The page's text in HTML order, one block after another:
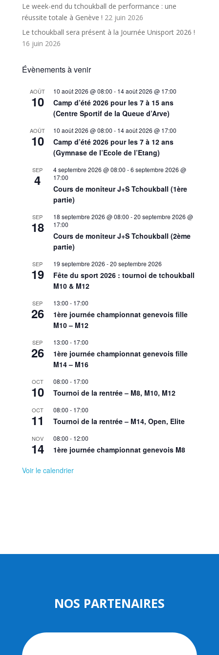
Le week-end du tchoukball de performance : une
réussite totale à Genève ! 22 juin 2026
Le tchoukball sera présent à la Journée Unisport 2026 !
16 juin 2026
Évènements à venir
AOÛT
10
10 août 2026 @ 08:00 - 14 août 2026 @ 17:00
Camp d’été 2026 pour les 7 à 15 ans
(Centre Sportif de la Queue d’Arve)
AOÛT
10
10 août 2026 @ 08:00 - 14 août 2026 @ 17:00
Camp d’été 2026 pour les 7 à 12 ans
(Gymnase de l’Ecole de l’Etang)
SEP
4
4 septembre 2026 @ 08:00 -6 septembre 2026 @
17:00
Cours de moniteur J+S Tchoukball (1ère
partie)
SEP
18
18 septembre 2026 @ 08:00 -20 septembre 2026 @
17:00
Cours de moniteur J+S Tchoukball (2ème
partie)
SEP
19
19 septembre 2026 -20 septembre 2026
Fête du sport 2026 : tournoi de tchoukball
M10 & M12
SEP
26
13:00 - 17:00
1ère journée championnat genevois fille
M10 – M12
SEP
26
13:00 - 17:00
1ère journée championnat genevois fille
M14 – M16
OCT
10
08:00 - 17:00
Tournoi de la rentrée – M8, M10, M12
OCT
11
08:00 - 17:00
Tournoi de la rentrée – M14, Open, Elite
NOV
14
08:00 - 12:00
1ère journée championnat genevois M8
Voir le calendrier
NOS PARTENAIRES